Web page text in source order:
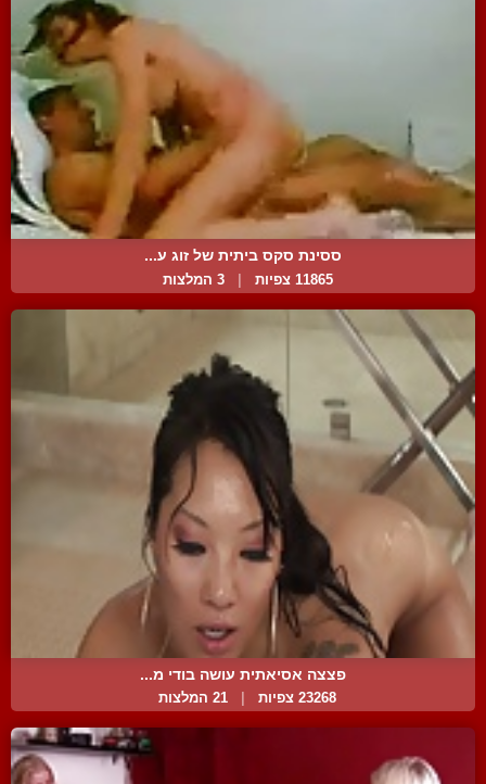
ססינת סקס ביתית של זוג ע...
11865 צפיות | 3 המלצות
פצצה אסיאתית עושה בודי מ...
23268 צפיות 21 המלצות